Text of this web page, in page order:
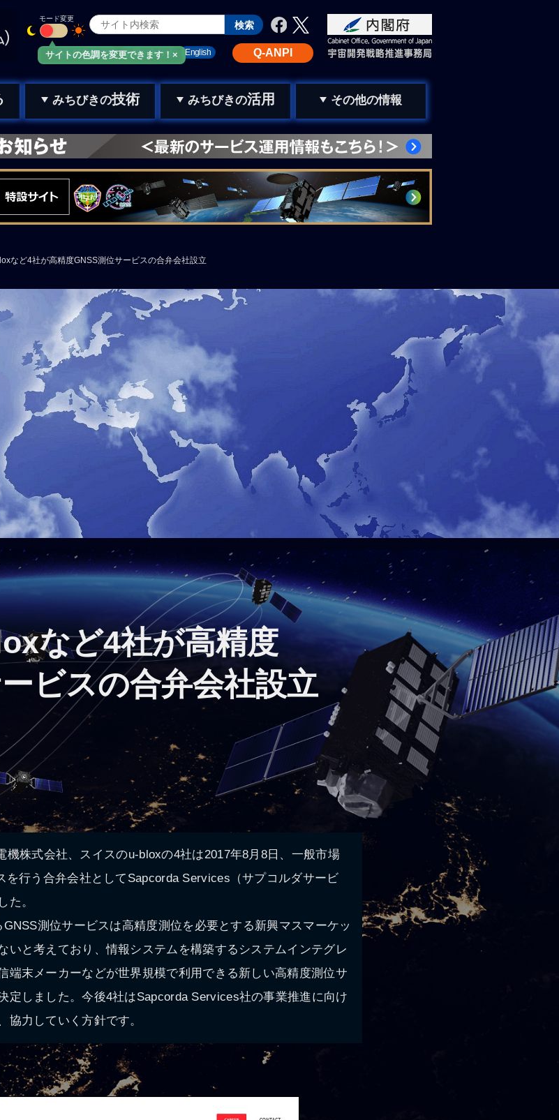
サイトの色調を変更できます！×
モード変更
Q-ANPI
English
お問い合わせ
みちびきメール
みちびきの技術 みちびきの活用 その他の情報
など4社が高精度GNSS測位サービスの合弁会社設立
など4社が高精度
ビスの合弁会社設立
機株式会社、スイスのu-bloxの4社は2017年8月8日、一般市場
を行う合弁会社としてSapcorda Services（サプコルダサービ
た。
測位サービスは高精度測位を必要とする新興マスマーケッ
いと考えており、情報システムを構築するシステムインテグレ
端末メーカーなどが世界規模で利用できる新しい高精度測位サ
定しました。今後4社はSapcorda Services社の事業推進に向け
協力していく方針です。